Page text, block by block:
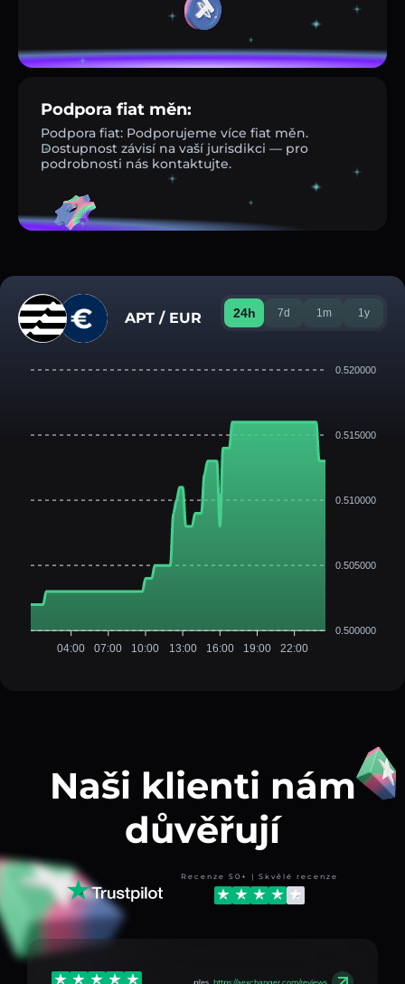
Podpora fiat měn:
Podpora fiat: Podporujeme více fiat měn.
Dostupnost závisí na vaší jurisdikci — pro
podrobnosti nás kontaktujte.
APT / EUR 24h 7d 1m 1y
0.520000
0.515000
0.510000
0.505000
0.500000
04:00 07:00 10:00 13:00 16:00 19:00 22:00
Naši klienti nám
důvěřují
Recenze 50+ | Skvělé recenze
přes https://aexchanger.com/reviews